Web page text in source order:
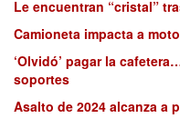
Le encuentran “cristal”
Camioneta impacta a
‘Olvidó’ pagar la
soportes
Asalto de 2024 alcanza a